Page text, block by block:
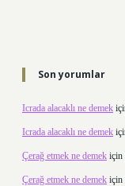
Son yorumlar
Icrada alacaklı ne demek
Icrada alacaklı ne demek
Çerağ etmek ne demek için
Çerağ etmek ne demek için